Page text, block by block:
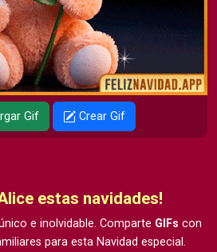
Gif Crear Gif
estas navidades!
e inolvidable. Comparte GIFs con
para esta Navidad especial.